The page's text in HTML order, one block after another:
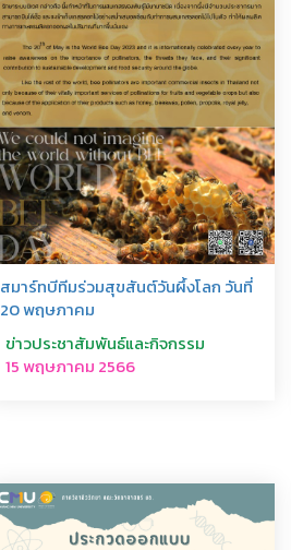
สมาร์ทบีทีมร่วมสุขสันต์วันผึ้งโลก วันที่
20 พฤษภาคม
ข่าวประชาสัมพันธ์และกิจกรรม
15 พฤษภาคม 2566